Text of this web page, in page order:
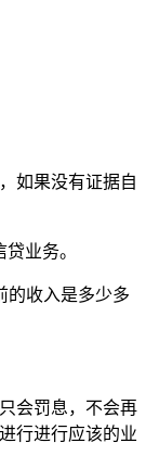
如果没有证据自
业务。
的收入是多少多
会罚息，不会再
行进行应该的业